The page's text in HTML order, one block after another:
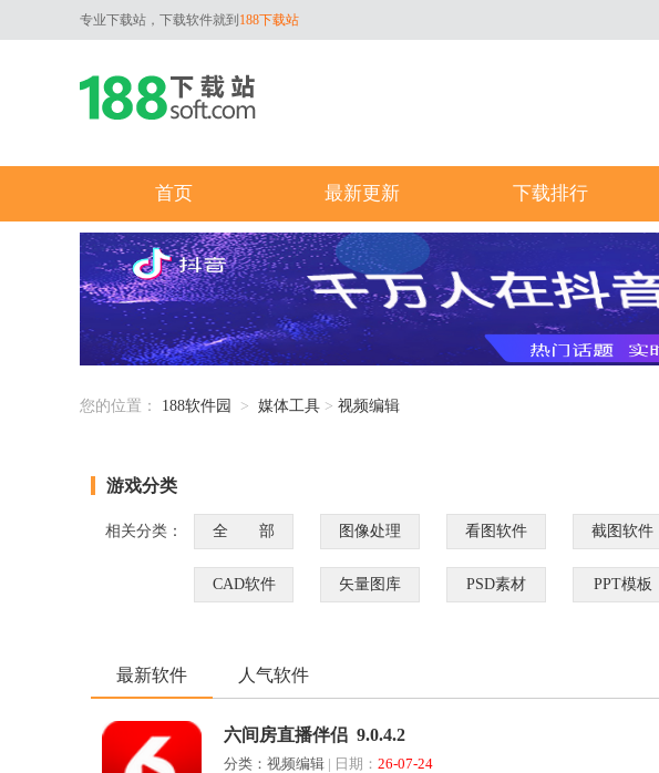
专业下载站，下载软件就到 188下载站
首页 最新更新 下载排行
您的位置： 188软件园 > 媒体工具 > 视频编辑
游戏分类
相关分类： 全 部 图像处理 看图软件 截图软件
CAD软件 矢量图库 PSD素材 PPT模板
最新软件 人气软件
六间房直播伴侣 9.0.4.2
分类：视频编辑 | 日期： 26-07-24